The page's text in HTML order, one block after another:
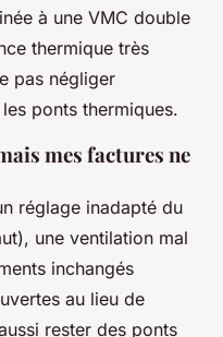
à une VMC double
thermique très
pas négliger
les ponts thermiques.
mes factures ne
réglage inadapté du
une ventilation mal
inchangés
au lieu de
rester des ponts